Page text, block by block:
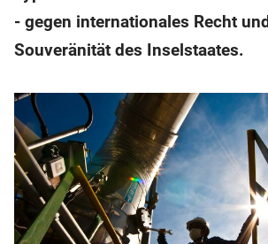
- gegen internationales Recht
Souveränität des Inselstaates.